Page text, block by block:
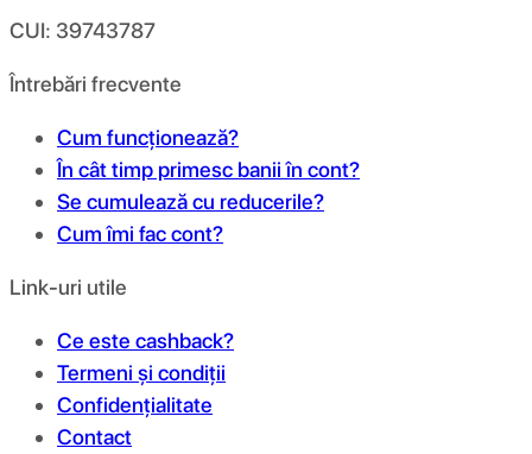
CUI: 39743787
Întrebări frecvente
Cum funcționează?
În cât timp primesc banii în cont?
Se cumulează cu reducerile?
Cum îmi fac cont?
Link-uri utile
Ce este cashback?
Termeni și condiții
Confidențialitate
Contact